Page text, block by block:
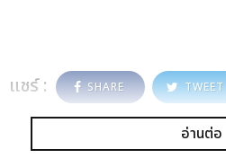
แชร์ : SHARE TWEET
อ่านต่อ